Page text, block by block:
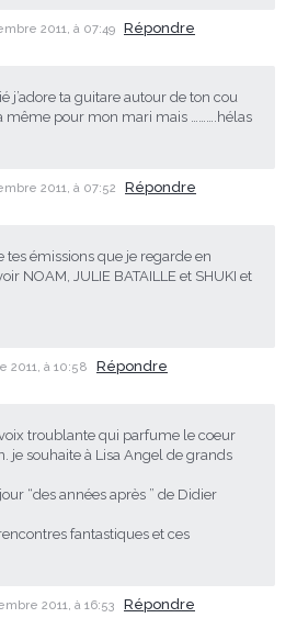
2011, à 07:49 Répondre
j’adore ta guitare autour de ton cou
même pour mon mari mais ……….hélas
2011, à 07:52 Répondre
tes émissions que je regarde en
NOAM, JULIE BATAILLE et SHUKI et
2011, à 10:58 Répondre
troublante qui parfume le coeur
je souhaite à Lisa Angel de grands
“des années après ” de Didier
fantastiques et ces
2011, à 16:53 Répondre